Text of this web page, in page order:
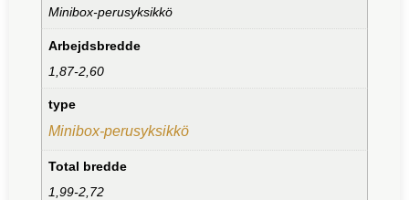
Minibox-perusyksikkö
Arbejdsbredde
1,87-2,60
type
Minibox-perusyksikkö
Total bredde
1,99-2,72